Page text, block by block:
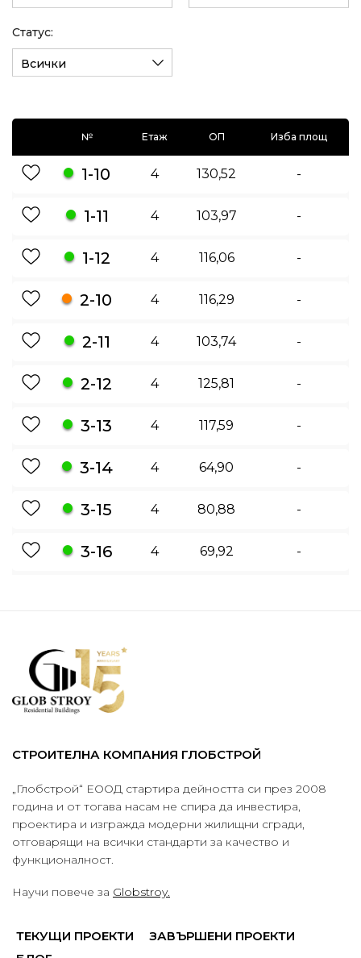
Статус:
Всички
№ Етаж ОП Изба площ
1-10 4 130,52 -
1-11 4 103,97 -
1-12 4 116,06 -
2-10 4 116,29 -
2-11 4 103,74 -
2-12 4 125,81 -
3-13 4 117,59 -
3-14 4 64,90 -
3-15 4 80,88 -
3-16 4 69,92 -
СТРОИТЕЛНА КОМПАНИЯ ГЛОБСТРОЙ
„Глобстрой“ ЕООД стартира дейността си през 2008
година и от тогава насам не спира да инвестира,
проектира и изгражда модерни жилищни сгради,
отговарящи на всички стандарти за качество и
функционалност.
Научи повече за Globstroy.
ТЕКУЩИ ПРОЕКТИ
ЗАВЪРШЕНИ ПРОЕКТИ